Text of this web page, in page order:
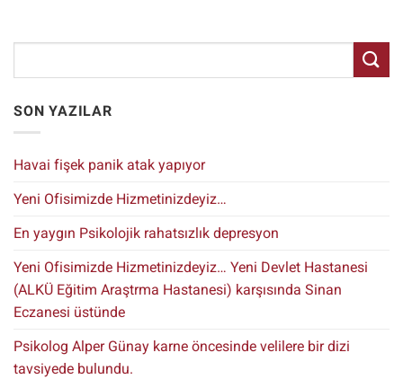
SON YAZILAR
Havai fişek panik atak yapıyor
Yeni Ofisimizde Hizmetinizdeyiz…
En yaygın Psikolojik rahatsızlık depresyon
Yeni Ofisimizde Hizmetinizdeyiz… Yeni Devlet Hastanesi
(ALKÜ Eğitim Araştrma Hastanesi) karşısında Sinan
Eczanesi üstünde
Psikolog Alper Günay karne öncesinde velilere bir dizi
tavsiyede bulundu.